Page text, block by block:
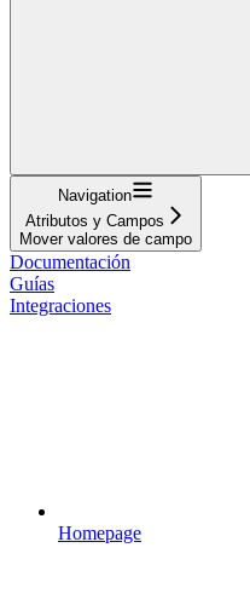
Navigation
Atributos y Campos
Mover valores de campo
Documentación
Guías
Integraciones
Homepage